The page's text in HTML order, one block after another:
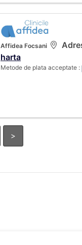
Affidea Focsani
harta
Metode de plata acceptate :
>